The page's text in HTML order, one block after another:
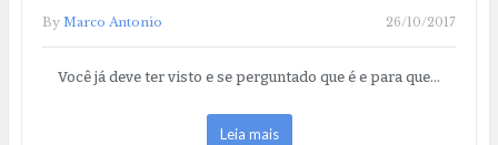
By Marco Antonio 26/10/2017
Você já deve ter visto e se perguntado que é e para que…
Leia mais